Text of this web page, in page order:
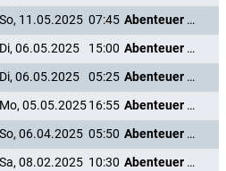
So, 11.05.2025 07:45
Abenteuer Karibik
Di, 06.05.2025 15:00
Abenteuer Karibik
Di, 06.05.2025 05:25
Abenteuer Karibik
Mo, 05.05.202516:55
Abenteuer Karibik
So, 06.04.2025 05:50
Abenteuer Karibik
Sa, 08.02.2025 10:30
Abenteuer Karibik